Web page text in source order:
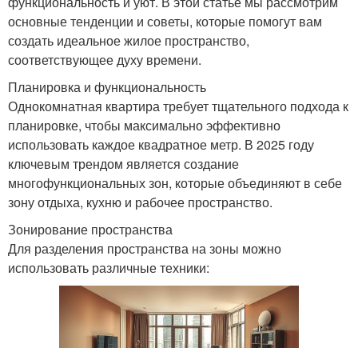
основные тенденции и советы, которые помогут вам
создать идеальное жилое пространство,
соответствующее духу времени.
Планировка и функциональность
Однокомнатная квартира требует тщательного подхода к
планировке, чтобы максимально эффективно
использовать каждое квадратное метр. В 2025 году
ключевым трендом является создание
многофункциональных зон, которые объединяют в себе
зону отдыха, кухню и рабочее пространство.
Зонирование пространства
Для разделения пространства на зоны можно
использовать различные техники: